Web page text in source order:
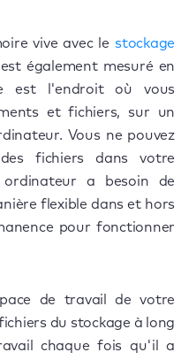
vive avec le stockage
également mesuré en
est l'endroit où vous
et fichiers, sur un
Vous ne pouvez
fichiers dans votre
a besoin de
flexible dans et hors
pour fonctionner
de travail de votre
du stockage à long
chaque fois qu'il a